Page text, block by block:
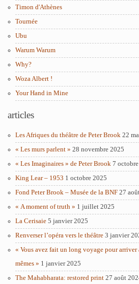
Timon d'Athènes
Tournée
Ubu
Warum Warum
Why?
Woza Albert !
Your Hand in Mine
articles
Les Afriques du théâtre de Peter Brook 22
« Les murs parlent » 28 novembre 2025
« Les Imaginaires » de Peter Brook 7
King Lear – 1953 1 octobre 2025
Fond Peter Brook – Musée de la BNF 27
« A moment of truth » 1 juillet 2025
La Cerisaie 5 janvier 2025
Renverser l’opéra vers le théâtre 3 janvier
« Vous avez fait un long voyage pour arriver
mêmes » 1 janvier 2025
The Mahabharata: restored print 27 août